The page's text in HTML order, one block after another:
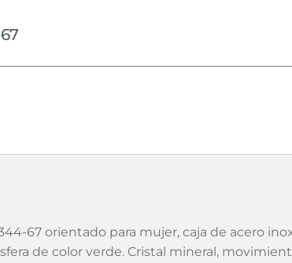
67 orientado para mujer, caja de acero
de color verde. Cristal mineral,